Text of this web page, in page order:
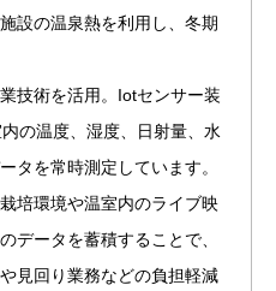
設の温泉熱を利用し、冬期
技術を活用。Iotセンサー装
の温度、湿度、日射量、水
タを常時測定しています。
培環境や温室内のライブ映
データを蓄積することで、
見回り業務などの負担軽減